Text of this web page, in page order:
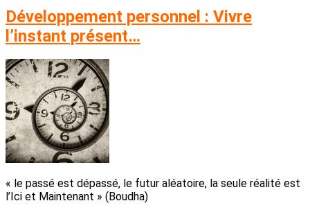
Développement personnel : Vivre
l’instant présent…
« le passé est dépassé, le futur aléatoire, la seule réalité est
l’Ici et Maintenant » (Boudha)